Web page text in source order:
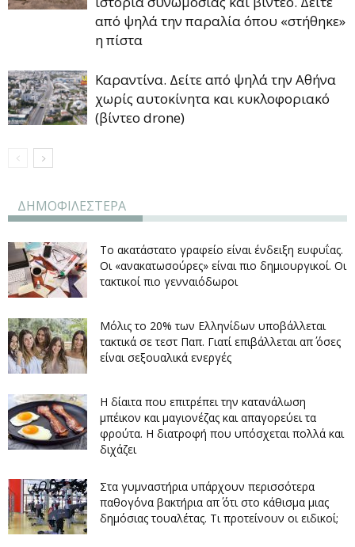
από ψηλά την παραλία όπου «στήθηκε»
η πίστα
Καραντίνα. Δείτε από ψηλά την Aθήνα
χωρίς αυτοκίνητα και κυκλοφοριακό
(βίντεο drone)
ΔΗΜΟΦΙΛΕΣΤΕΡΑ
Το ακατάστατο γραφείο είναι ένδειξη ευφυΐας.
Οι «ανακατωσούρες» είναι πιο δημιουργικοί. Οι
τακτικοί πιο γενναιόδωροι
Μόλις το 20% των Ελληνίδων υποβάλλεται
τακτικά σε τεστ Παπ. Γιατί επιβάλλεται απ΄ όσες
είναι σεξουαλικά ενεργές
Η δίαιτα που επιτρέπει την κατανάλωση
μπέικον και μαγιονέζας και απαγορεύει τα
φρούτα. Η διατροφή που υπόσχεται πολλά και
διχάζει
Στα γυμναστήρια υπάρχουν περισσότερα
παθογόνα βακτήρια απ΄ ότι στο κάθισμα μιας
δημόσιας τουαλέτας. Τι προτείνουν οι ειδικοί;